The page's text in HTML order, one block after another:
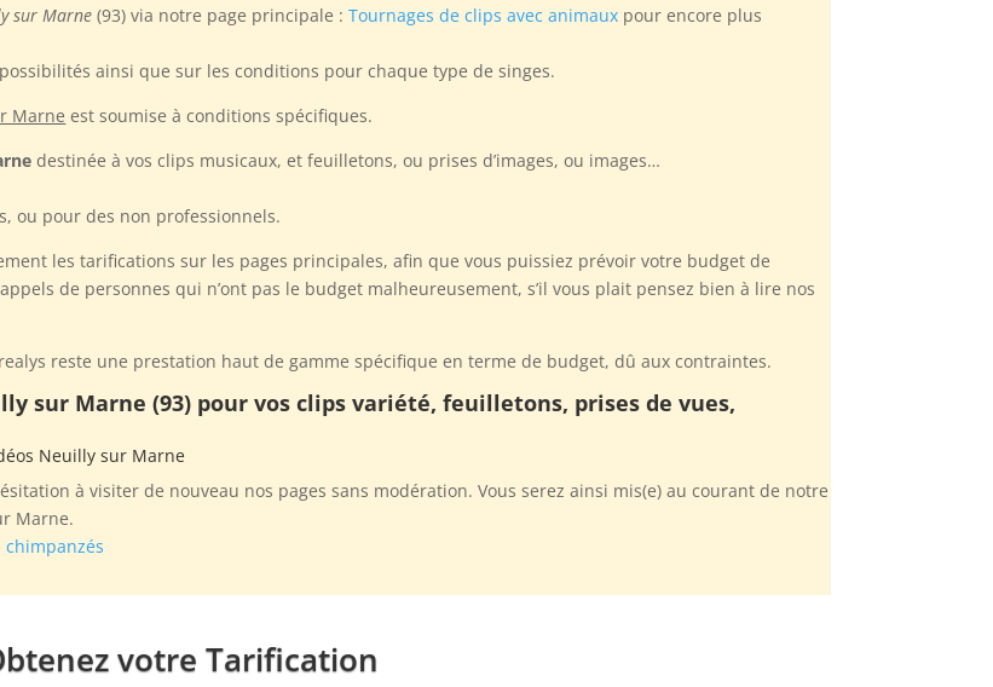
sur Marne (93) via notre page principale :Tournages de clips avec animaux pour encore plus
ainsi que sur les conditions pour chaque type de singes.
Marne est soumise à conditions spécifiques.
destinée à vos clips musicaux, et feuilletons, ou prises d’images, ou images…
ou pour des non professionnels.
les tarifications sur les pages principales, afin que vous puissiez prévoir votre budget de
de personnes qui n’ont pas le budget malheureusement, s’il vous plait pensez bien à lire nos
reste une prestation haut de gamme spécifique en terme de budget, dû aux contraintes.
sur Marne (93) pour vos clips variété, feuilletons, prises de vues,
Neuilly sur Marne
à visiter de nouveau nos pages sans modération. Vous serez ainsi mis(e) au courant de notre
Marne.
chimpanzés
votre Tarification